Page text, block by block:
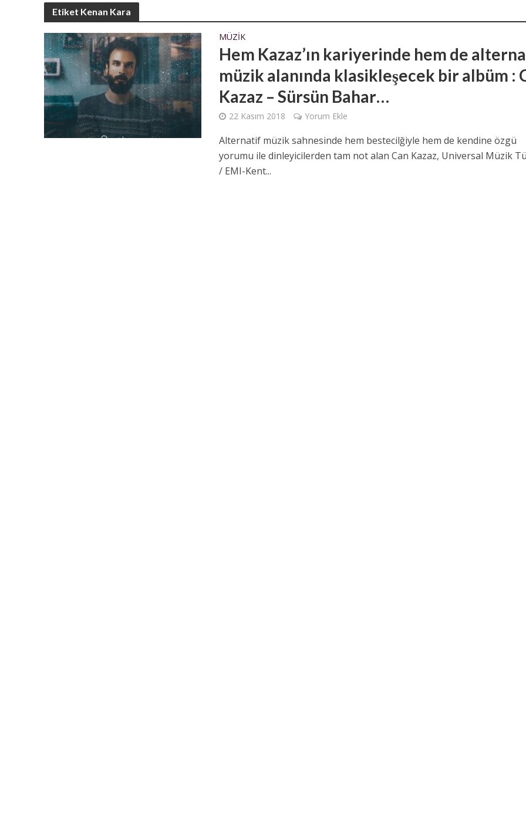
Etiket Kenan Kara
MÜZIK
Hem Kazaz’ın kariyerinde hem de
müzik alanında klasikleşecek bir albüm :
Kazaz – Sürsün Bahar…
22 Kasım 2018 Yorum Ekle
Alternatif müzik sahnesinde hem bestecilğiyle hem de kendine özgü
yorumu ile dinleyicilerden tam not alan Can Kazaz, Universal Müzik
/ EMI-Kent...